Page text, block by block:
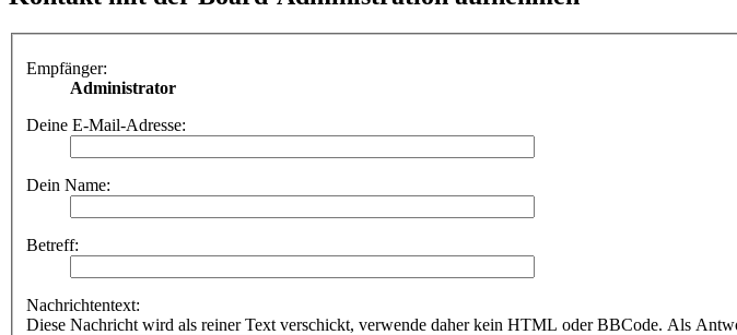
Empfänger:
Administrator
Deine E-Mail-Adresse:
Dein Name:
Betreff:
Nachrichtentext:
Diese Nachricht wird als reiner Text verschickt, verwende daher kein HTML oder BBCode. Als